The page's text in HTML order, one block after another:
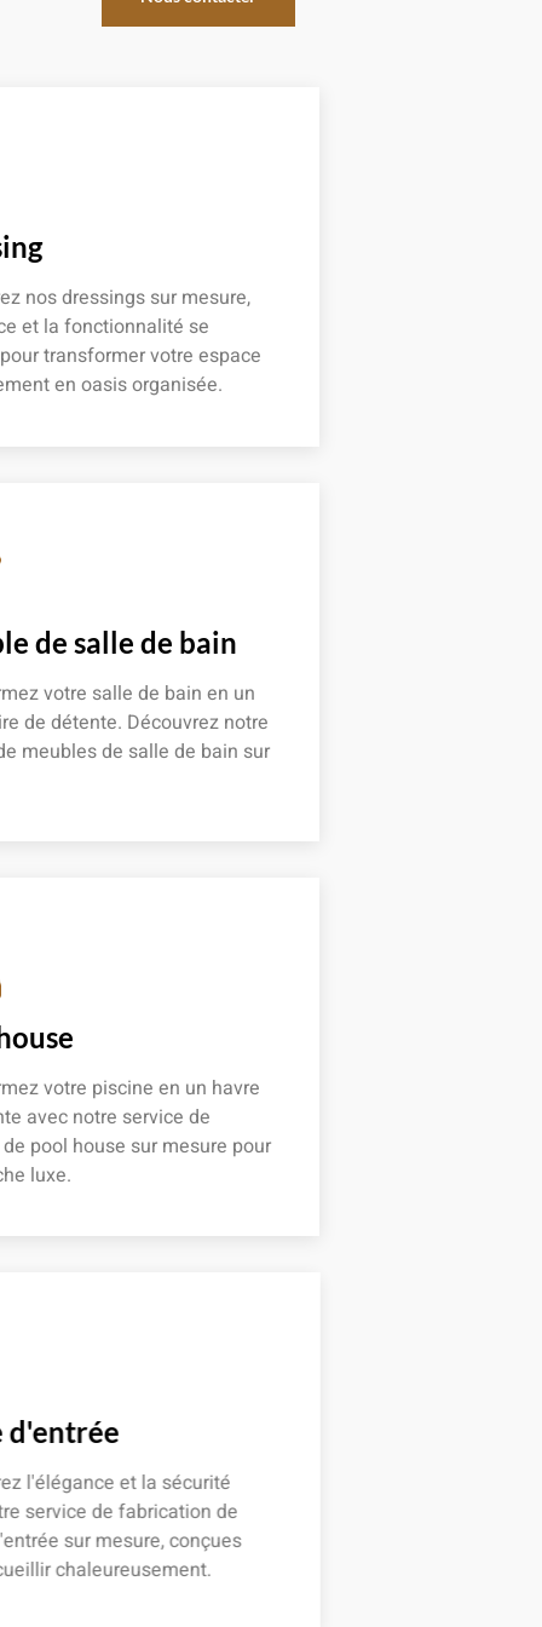
nos dressings sur mesure,
et la fonctionnalité se
transformer votre espace
en oasis organisée.
de salle de bain
votre salle de bain en un
de détente. Découvrez notre
meubles de salle de bain sur
votre piscine en un havre
avec notre service de
pool house sur mesure pour
luxe.
d'entrée
l'élégance et la sécurité
service de fabrication de
sur mesure, conçues
chaleureusement.